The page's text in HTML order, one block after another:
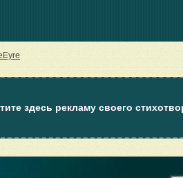
здесь рекламу своего